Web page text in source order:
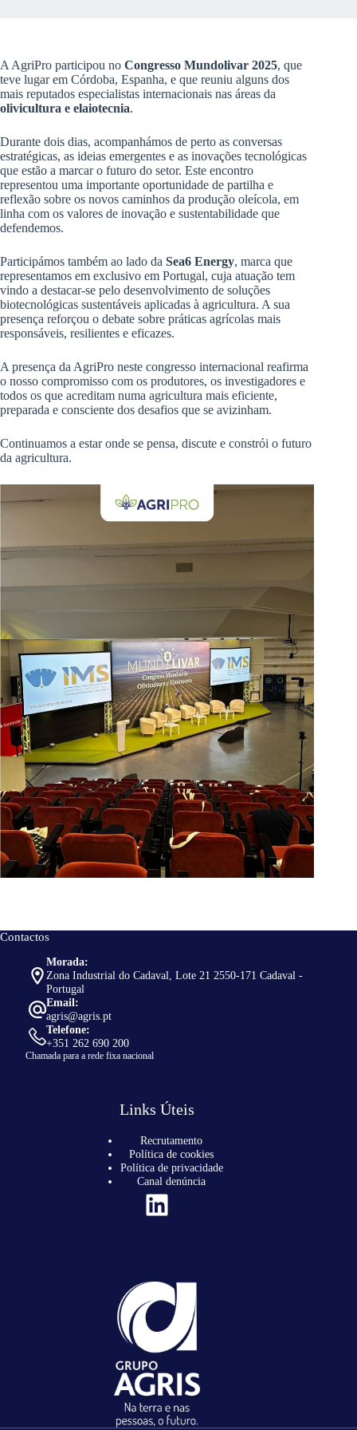
A AgriPro participou no Congresso Mundolivar 2025, que
teve lugar em Córdoba, Espanha, e que reuniu alguns dos
mais reputados especialistas internacionais nas áreas da
olivicultura e elaiotecnia.
Durante dois dias, acompanhámos de perto as conversas
estratégicas, as ideias emergentes e as inovações tecnológicas
que estão a marcar o futuro do setor. Este encontro
representou uma importante oportunidade de partilha e
reflexão sobre os novos caminhos da produção oleícola, em
linha com os valores de inovação e sustentabilidade que
defendemos.
Participámos também ao lado da Sea6 Energy, marca que
representamos em exclusivo em Portugal, cuja atuação tem
vindo a destacar-se pelo desenvolvimento de soluções
biotecnológicas sustentáveis aplicadas à agricultura. A sua
presença reforçou o debate sobre práticas agrícolas mais
responsáveis, resilientes e eficazes.
A presença da AgriPro neste congresso internacional reafirma
o nosso compromisso com os produtores, os investigadores e
todos os que acreditam numa agricultura mais eficiente,
preparada e consciente dos desafios que se avizinham.
Continuamos a estar onde se pensa, discute e constrói o futuro
da agricultura.
Contactos
Morada:
Zona Industrial do Cadaval, Lote 21 2550-171 Cadaval -
Portugal
Email:
agris@agris.pt
Telefone:
+351 262 690 200
Chamada para a rede fixa nacional
Links Úteis
Recrutamento
Política de cookies
Política de privacidade
Canal denúncia
LinkedIn